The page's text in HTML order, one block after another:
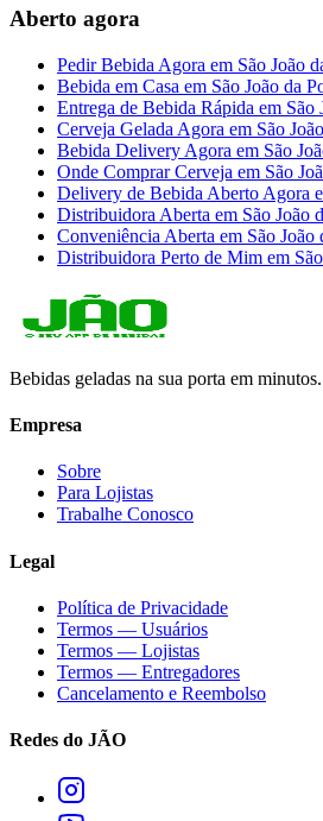
Aberto agora
Pedir Bebida Agora em São João
Bebida em Casa em São João da
Entrega de Bebida Rápida em São
Cerveja Gelada Agora em São
Bebida Delivery Agora em São
Onde Comprar Cerveja em São
Delivery de Bebida Aberto Agora
Distribuidora Aberta em São João
Conveniência Aberta em São João
Distribuidora Perto de Mim em
Bebidas geladas na sua porta em minutos.
Empresa
Sobre
Para Lojistas
Trabalhe Conosco
Legal
Política de Privacidade
Termos — Usuários
Termos — Lojistas
Termos — Entregadores
Cancelamento e Reembolso
Redes do JÃO